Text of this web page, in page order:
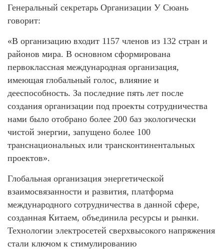
Генеральный секретарь Организации У Сюань
говорит:
«В организацию входит 1157 членов из 132 стран и
районов мира. В основном сформирована
первоклассная международная организация,
имеющая глобальный голос, влияние и
дееспособность. За последние пять лет после
создания организации под проекты сотрудничества
нами было отобрано более 200 баз экологически
чистой энергии, запущено более 100
транснациональных или трансконтинентальных
проектов».
Глобальная организация энергетической
взаимосвязанности и развития, платформа
международного сотрудничества в данной сфере,
созданная Китаем, объединила ресурсы и рынки.
Технологии электросетей сверхвысокого напряжения
стали ключом к стимулированию